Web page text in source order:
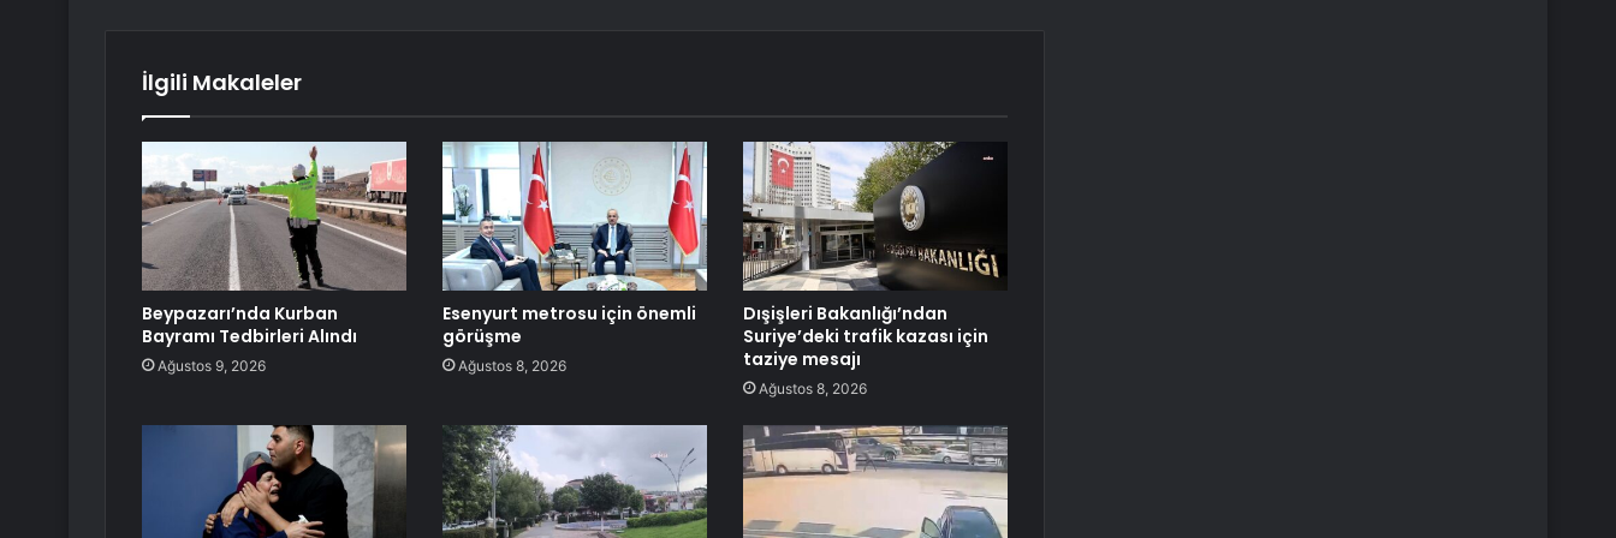
İlgili Makaleler
Beypazarı’nda Kurban
Bayramı Tedbirleri Alındı
Ağustos 9, 2026
Esenyurt metrosu için önemli
görüşme
Ağustos 8, 2026
Dışişleri Bakanlığı’ndan
Suriye’deki trafik kazası için
taziye mesajı
Ağustos 8, 2026